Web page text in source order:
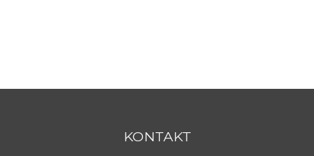
KONTAKT